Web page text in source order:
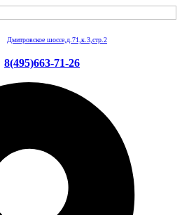
Дмитровское шоссе,д.71,к.3,стр.2
8(495)663-71-26